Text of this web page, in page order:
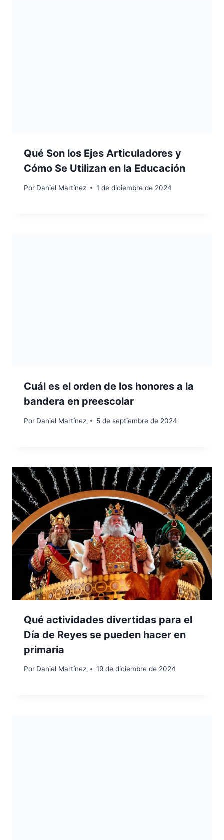
Qué Son los Ejes Articuladores y
Cómo Se Utilizan en la Educación
Por Daniel Martínez 1 de diciembre de 2024
Cuál es el orden de los honores a la
bandera en preescolar
Por Daniel Martínez 5 de septiembre de 2024
Qué actividades divertidas para el
Día de Reyes se pueden hacer en
primaria
Por Daniel Martínez 19 de diciembre de 2024